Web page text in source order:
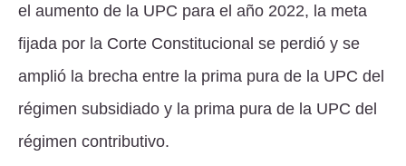
el aumento de la UPC para el año 2022, la meta
fijada por la Corte Constitucional se perdió y se
amplió la brecha entre la prima pura de la UPC del
régimen subsidiado y la prima pura de la UPC del
régimen contributivo.